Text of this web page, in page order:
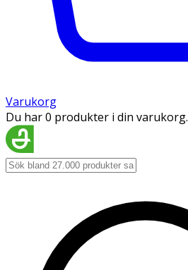
Varukorg
Du har 0 produkter i din varukorg.